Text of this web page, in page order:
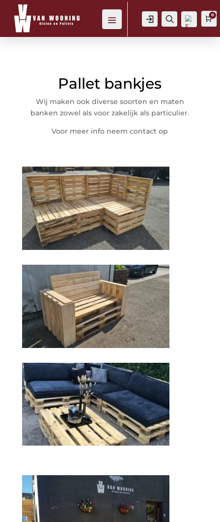
Login Zoeken
0
Pallet bankjes
Wij maken ook diverse soorten en maten
banken zowel als voor zakelijk als particulier.
Voor meer info neem contact op